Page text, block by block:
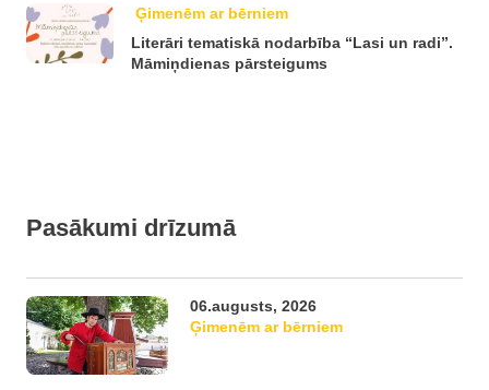
Ģimenēm ar bērniem
Literāri tematiskā nodarbība “Lasi un radi”.
Māmiņdienas pārsteigums
Pasākumi drīzumā
06.augusts, 2026
Ģimenēm ar bērniem